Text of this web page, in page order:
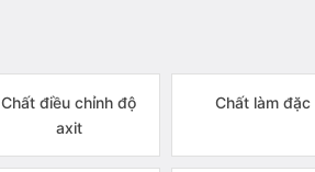
Chất điều chỉnh độ
axit
Chất làm đặc